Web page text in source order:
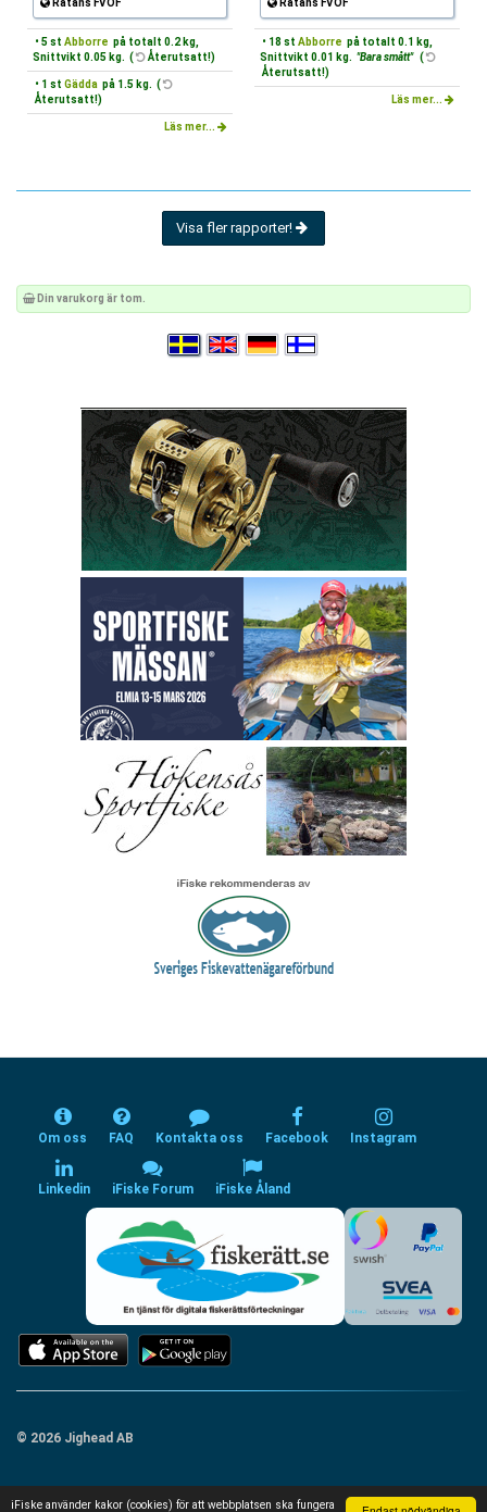
iFiske använder kakor (cookies) för att webbplatsen ska fungera
• 5 st Abborre på totalt 0.2 kg,
Snittvikt 0.05 kg. (
Återutsatt!)
• 1 st Gädda på 1.5 kg. (
Återutsatt!)
Läs mer...
• 18 st Abborre på totalt 0.1 kg,
Snittvikt 0.01 kg. "Bara smått" (
Återutsatt!)
Läs mer...
Visa fler rapporter!
Din varukorg är tom.
Om oss FAQ Kontakta oss Facebook Instagram
Linkedin iFiske Forum iFiske Åland
© 2026 Jighead AB